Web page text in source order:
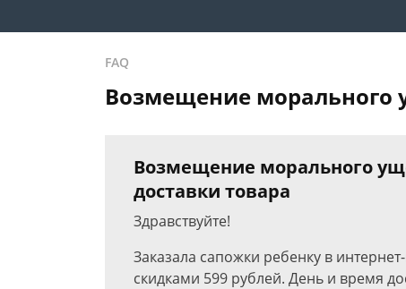
FAQ
Возмещение морального
Возмещение морального
доставки товара
Здравствуйте!
Заказала сапожки ребенку в
скидками 599 рублей. День и время